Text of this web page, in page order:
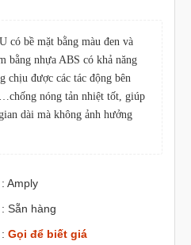
bề mặt bằng màu đen và
bằng nhựa ABS có khả năng
chịu được các tác động bên
nóng tản nhiệt tốt, giúp
dài mà không ảnh hưởng
: Amply
: Sẵn hàng
: Gọi để biết giá